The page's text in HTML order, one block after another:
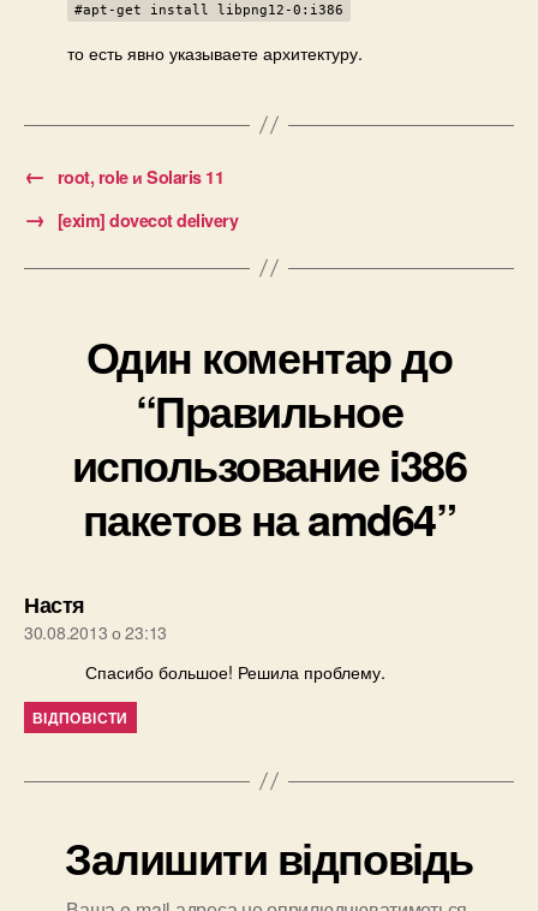
#apt-get install libpng12-0:i386
то есть явно указываете архитектуру.
← root, role и Solaris 11
→ [exim] dovecot delivery
Один коментар до
“Правильное
использование i386
пакетов на amd64”
Настяговорить:
30.08.2013 о 23:13
Спасибо большое! Решила проблему.
ВІДПОВІСТИ
Залишити відповідь